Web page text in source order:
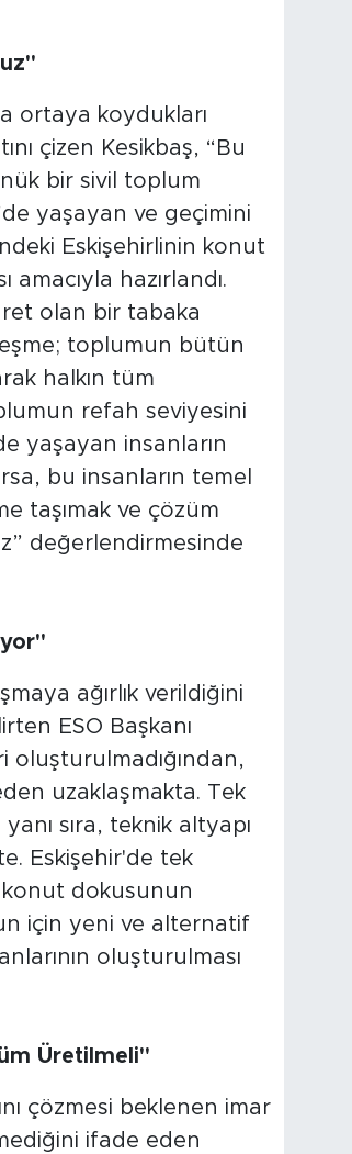
ortaya koydukları
çizen Kesikbaş, “Bu
bir sivil toplum
yaşayan ve geçimini
Eskişehirlinin konut
hazırlandı.
olan bir tabaka
toplumun bütün
halkın tüm
refah seviyesini
yaşayan insanların
bu insanların temel
taşımak ve çözüm
değerlendirmesinde
ağırlık verildiğini
ESO Başkanı
oluşturulmadığından,
uzaklaşmakta. Tek
sıra, teknik altyapı
Eskişehir'de tek
konut dokusunun
için yeni ve alternatif
oluşturulması
Üretilmeli"
çözmesi beklenen imar
ifade eden